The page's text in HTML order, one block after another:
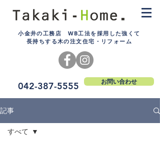
小金井の工務店 WB工法を採用した強くて
長持ちする木の注文住宅・リフォーム
042-387-5555 お問い合わせ
記事
すべて